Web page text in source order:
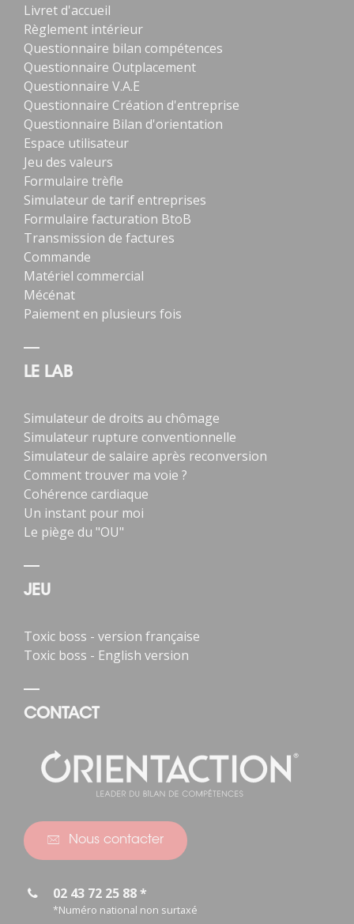
Livret d'accueil
Règlement intérieur
Questionnaire bilan compétences
Questionnaire Outplacement
Questionnaire V.A.E
Questionnaire Création d'entreprise
Questionnaire Bilan d'orientation
Espace utilisateur
Jeu des valeurs
Formulaire trèfle
Simulateur de tarif entreprises
Formulaire facturation BtoB
Transmission de factures
Commande
Matériel commercial
Mécénat
Paiement en plusieurs fois
LE LAB
Simulateur de droits au chômage
Simulateur rupture conventionnelle
Simulateur de salaire après reconversion
Comment trouver ma voie ?
Cohérence cardiaque
Un instant pour moi
Le piège du "OU"
JEU
Toxic boss - version française
Toxic boss - English version
CONTACT
Nous contacter
02 43 72 25 88 *
*Numéro national non surtaxé